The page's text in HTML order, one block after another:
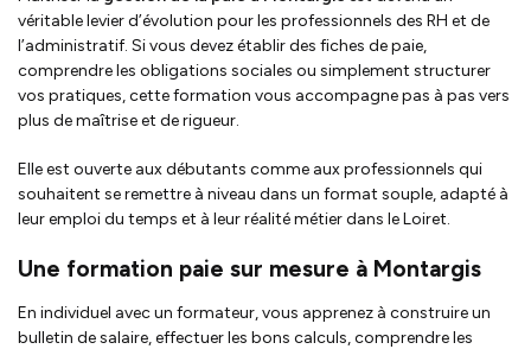
véritable levier d’évolution pour les professionnels des RH et de
l’administratif. Si vous devez établir des fiches de paie,
comprendre les obligations sociales ou simplement structurer
vos pratiques, cette formation vous accompagne pas à pas vers
plus de maîtrise et de rigueur.
Elle est ouverte aux débutants comme aux professionnels qui
souhaitent se remettre à niveau dans un format souple, adapté à
leur emploi du temps et à leur réalité métier dans le Loiret.
Une formation paie sur mesure à Montargis
En individuel avec un formateur, vous apprenez à construire un
bulletin de salaire, effectuer les bons calculs, comprendre les